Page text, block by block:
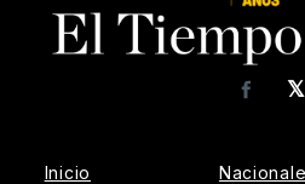
𝕏
Inicio